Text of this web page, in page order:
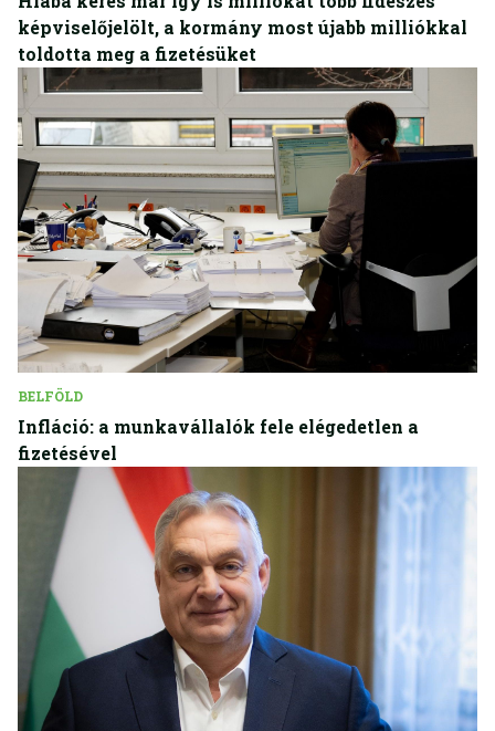
képviselőjelölt, a kormány most újabb milliókkal
toldotta meg a fizetésüket
BELFÖLD
Infláció: a munkavállalók fele elégedetlen a
fizetésével